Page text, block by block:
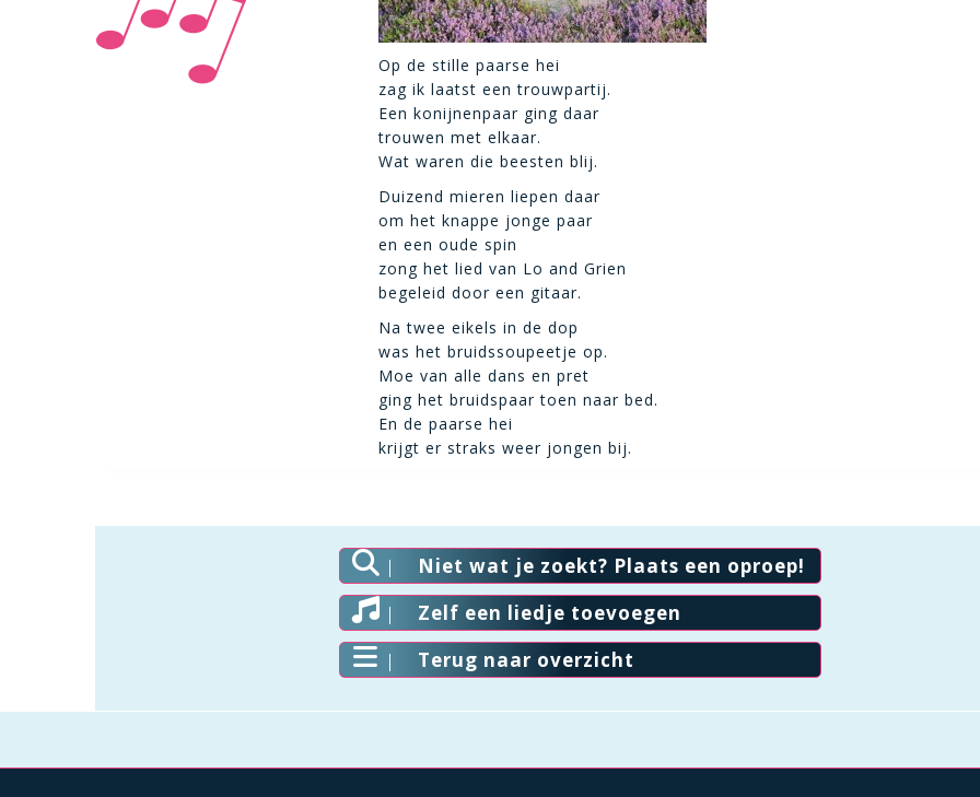
Op de stille paarse hei
zag ik laatst een trouwpartij.
Een konijnenpaar ging daar
trouwen met elkaar.
Wat waren die beesten blij.
Duizend mieren liepen daar
om het knappe jonge paar
en een oude spin
zong het lied van Lo and Grien
begeleid door een gitaar.
Na twee eikels in de dop
was het bruidssoupeetje op.
Moe van alle dans en pret
ging het bruidspaar toen naar bed.
En de paarse hei
krijgt er straks weer jongen bij.
Niet wat je zoekt? Plaats een oproep!
Zelf een liedje toevoegen
Terug naar overzicht